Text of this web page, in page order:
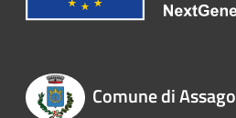
Comune di Assago